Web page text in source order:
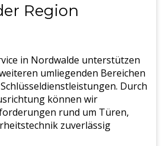
Region
in Nordwalde unterstützen
umliegenden Bereichen
Durch
können wir
rund um Türen,
zuverlässig